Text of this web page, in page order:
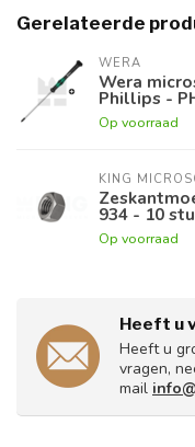
Gerelateerde
WERA
Wera
Phillips -
Op voorraad
KING
934 - 10
Op voorraad
Heeft u
Heeft u
vragen,
mail